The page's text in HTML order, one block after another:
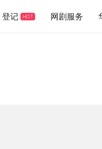
登记 HOT 网剧服务